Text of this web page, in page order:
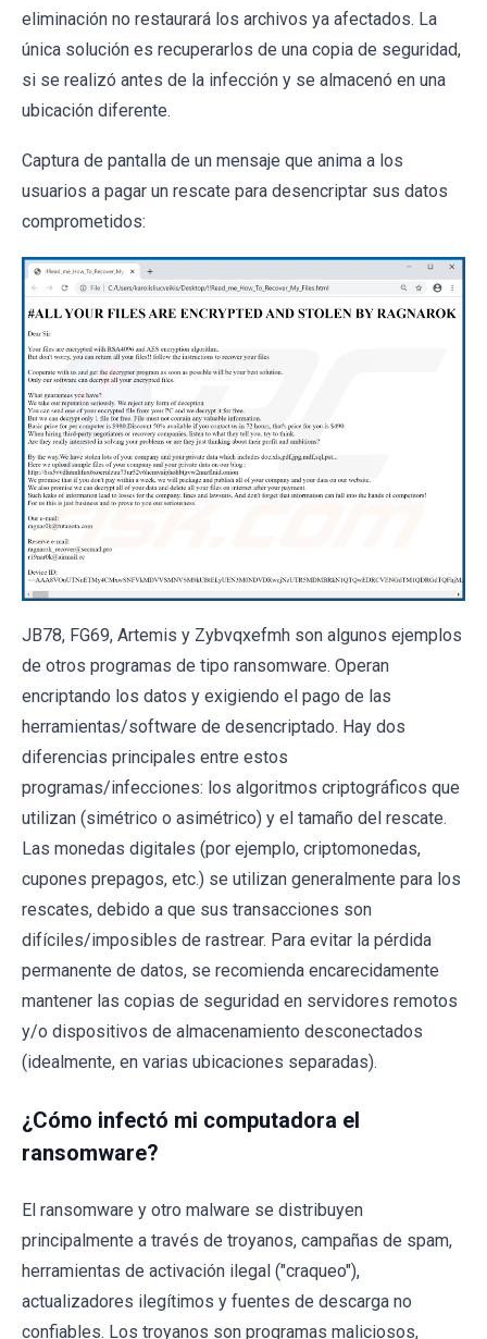
eliminación no restaurará los archivos ya afectados. La
única solución es recuperarlos de una copia de seguridad,
si se realizó antes de la infección y se almacenó en una
ubicación diferente.
Captura de pantalla de un mensaje que anima a los
usuarios a pagar un rescate para desencriptar sus datos
comprometidos:
JB78, FG69, Artemis y Zybvqxefmh son algunos ejemplos
de otros programas de tipo ransomware. Operan
encriptando los datos y exigiendo el pago de las
herramientas/software de desencriptado. Hay dos
diferencias principales entre estos
programas/infecciones: los algoritmos criptográficos que
utilizan (simétrico o asimétrico) y el tamaño del rescate.
Las monedas digitales (por ejemplo, criptomonedas,
cupones prepagos, etc.) se utilizan generalmente para los
rescates, debido a que sus transacciones son
difíciles/imposibles de rastrear. Para evitar la pérdida
permanente de datos, se recomienda encarecidamente
mantener las copias de seguridad en servidores remotos
y/o dispositivos de almacenamiento desconectados
(idealmente, en varias ubicaciones separadas).
¿Cómo infectó mi computadora el
ransomware?
El ransomware y otro malware se distribuyen
principalmente a través de troyanos, campañas de spam,
herramientas de activación ilegal ("craqueo"),
actualizadores ilegítimos y fuentes de descarga no
confiables. Los troyanos son programas maliciosos,